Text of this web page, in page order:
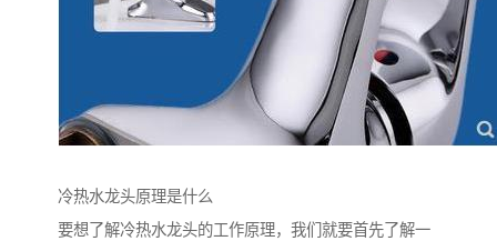
冷热水龙头原理是什么
要想了解冷热水龙头的工作原理，我们就要首先了解一